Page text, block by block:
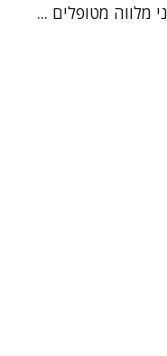
מלווה מטופלים ...